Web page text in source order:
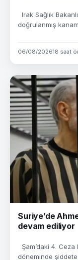
Irak Sağlık
doğrulanmış
06/08/202618 saat
Suriye’de
devam ediliyor
Şam’daki 4.
döneminde